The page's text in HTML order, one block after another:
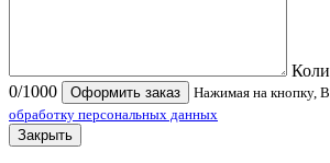
0/1000 Оформить заказ
Нажимая на кнопку,
обработку персональных данных
Закрыть